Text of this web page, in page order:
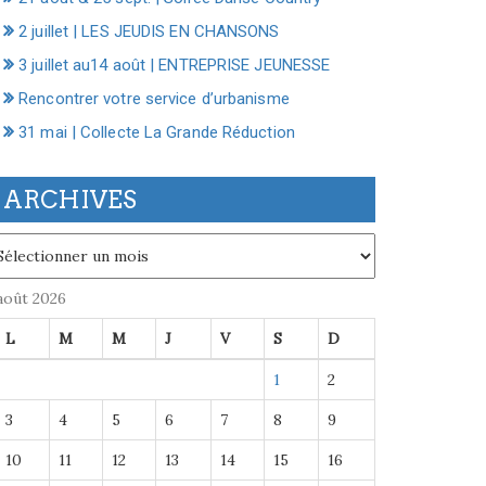
2 juillet | LES JEUDIS EN CHANSONS
3 juillet au14 août | ENTREPRISE JEUNESSE
Rencontrer votre service d’urbanisme
31 mai | Collecte La Grande Réduction
ARCHIVES
2026
L M M J V S D
1 2
3 4 5 6 7 8 9
10 11 12 13 14 15 16